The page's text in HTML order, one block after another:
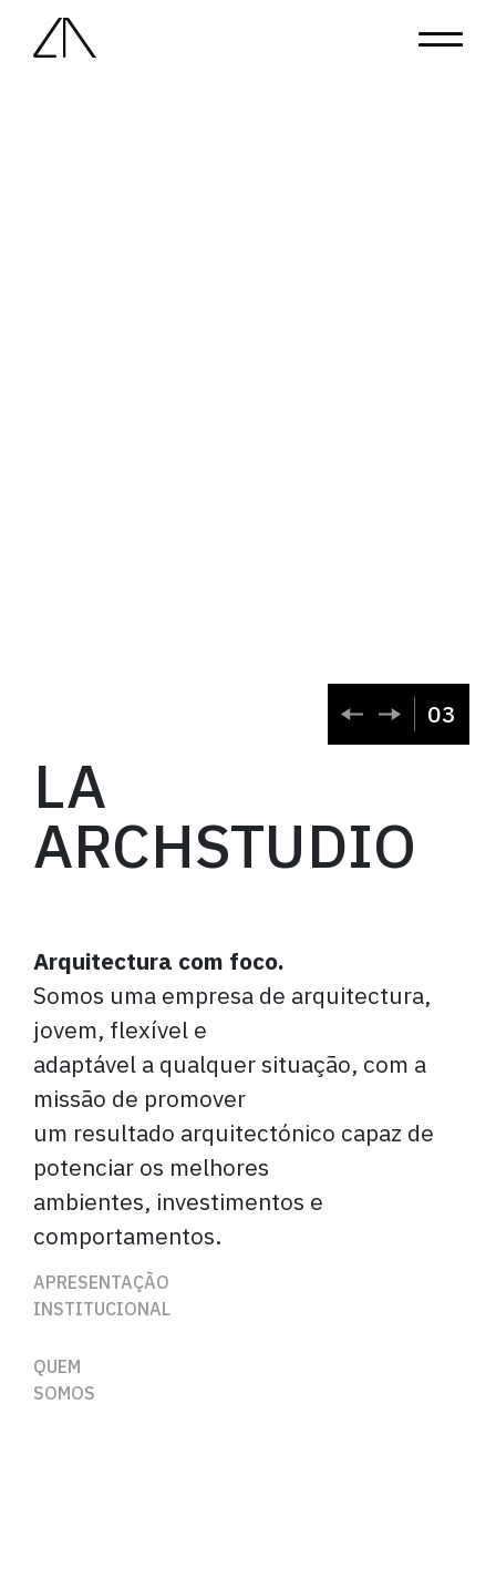
03
LA
ARCHSTUDIO
Arquitectura com foco.
Somos uma empresa de arquitectura,
jovem, flexível e
adaptável a qualquer situação, com a
missão de promover
um resultado arquitectónico capaz de
potenciar os melhores
ambientes, investimentos e
comportamentos.
APRESENTAÇÃO
INSTITUCIONAL
QUEM
SOMOS